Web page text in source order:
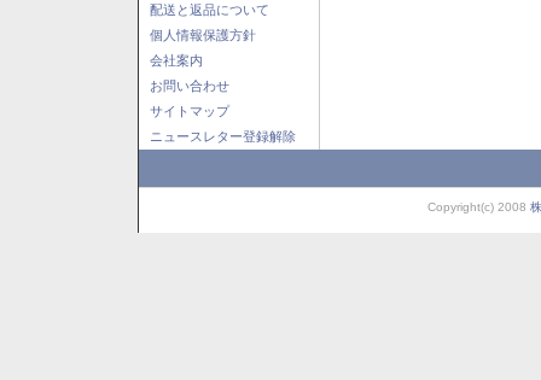
配送と返品について
個人情報保護方針
会社案内
お問い合わせ
サイトマップ
ニュースレター登録解除
Copyright(c) 2008